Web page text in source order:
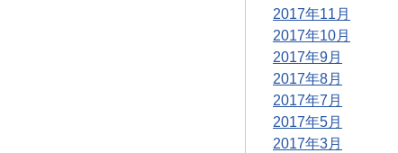
2017年11月
2017年10月
2017年9月
2017年8月
2017年7月
2017年5月
2017年3月